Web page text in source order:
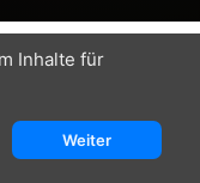
Inhalte für
Weiter